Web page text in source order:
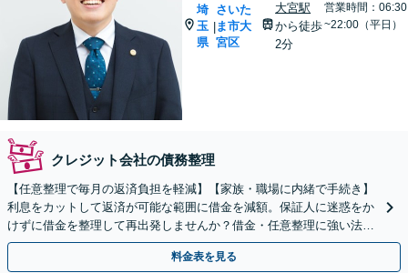
埼
玉
県
|
さいた
ま市大
宮区
大宮駅
から徒歩
2分
営業時間：06:30
~22:00（平日）
クレジット会社の債務整理
【任意整理で毎月の返済負担を軽減】【家族・職場に内緒で手続き】
利息をカットして返済が可能な範囲に借金を減額。保証人に迷惑をか
けずに借金を整理して再出発しませんか？借金・任意整理に強い法律
事務所【実績5,000件以上】【財産を残して借金整理】
料金表を見る